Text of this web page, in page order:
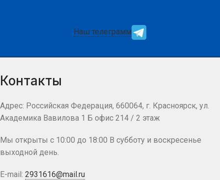
Наш телеграмм
Контакты
Адрес: Российская Федерация, 660064, г. Красноярск, ул.
Академика Вавилова 1 Б офис 214 / 2 этаж
Мы открыты с 10:00 до 18:00 В субботу и воскресенье
выходной день.
E-mail: 2931616@mail.ru